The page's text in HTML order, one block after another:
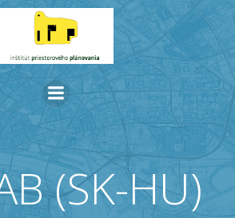
Skip
to
content
(SK-HU)